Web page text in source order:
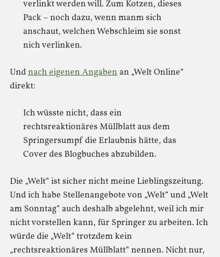
verlinkt werden will. Zum Kotzen, dieses
Pack – noch dazu, wenn manm sich
anschaut, welchen Webschleim sie sonst
nich verlinken.
Undnach eigenen Angaben an „Welt Online“
direkt:
Ich wüsste nicht, dass ein
rechtsreaktionäres Müllblatt aus dem
Springersumpf die Erlaubnis hätte, das
Cover des Blogbuches abzubilden.
Die „Welt“ ist sicher nicht meine Lieblingszeitung.
Und ich habe Stellenangebote von „Welt“ und „Welt
am Sonntag“ auch deshalb abgelehnt, weil ich mir
nicht vorstellen kann, für Springer zu arbeiten. Ich
würde die „Welt“ trotzdem kein
„rechtsreaktionäres Müllblatt“ nennen. Nicht nur,